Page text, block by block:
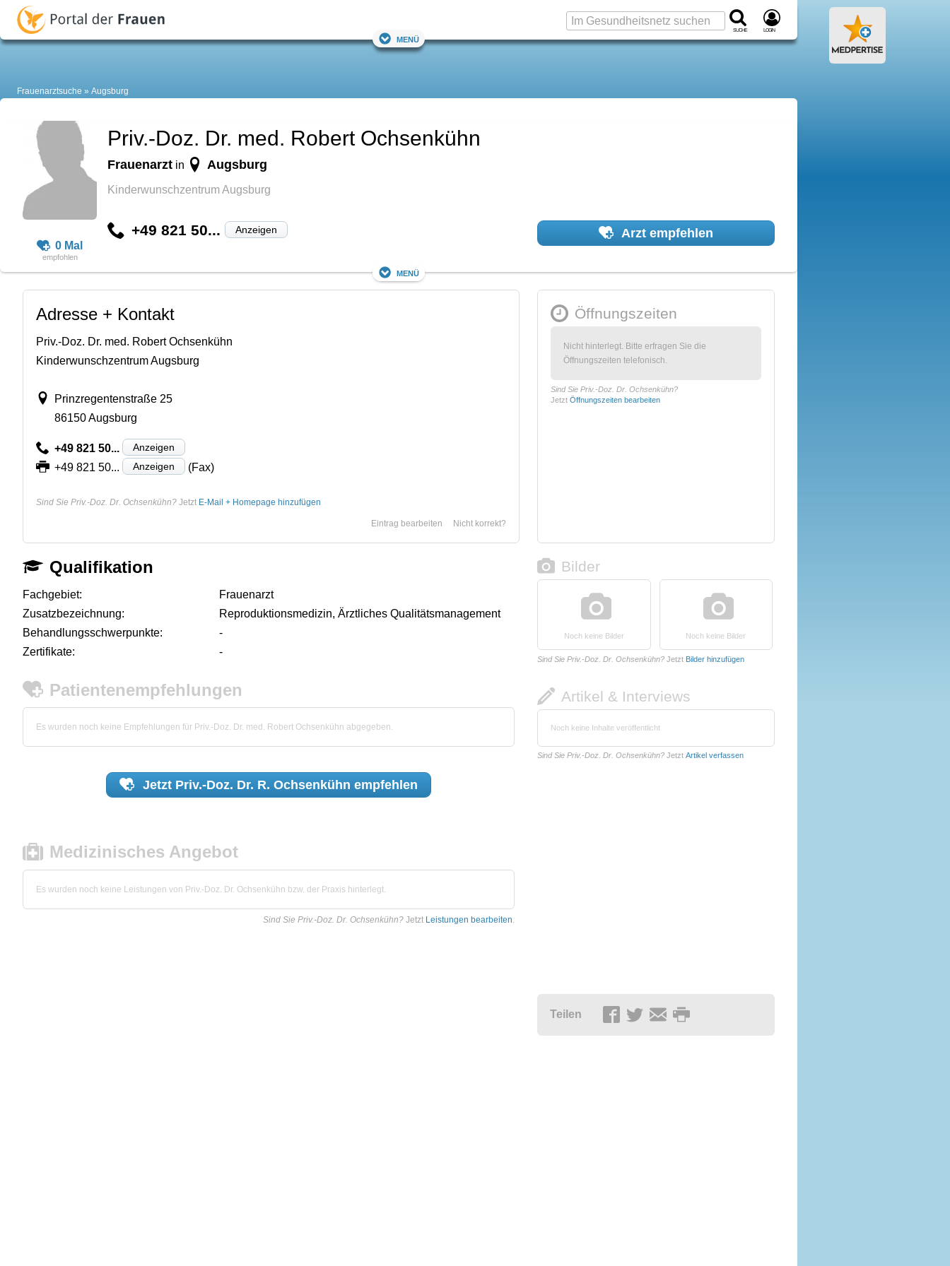
Suche Login
Menü
Frauenarztsuche Augsburg
0 Mal
Priv.-Doz. Dr. med. Robert Ochsenkühn
Frauenarzt in Augsburg
Kinderwunschzentrum Augsburg
+49 821 50... Anzeigen Arzt empfehlen
Menü
Adresse + Kontakt
Priv.-Doz. Dr. med. Robert Ochsenkühn
Kinderwunschzentrum Augsburg
Prinzregentenstraße 25
86150 Augsburg
+49 821 50... Anzeigen
+49 821 50... Anzeigen (Fax)
Sind Sie Priv.-Doz. Dr. Ochsenkühn? Jetzt E-Mail + Homepage hinzufügen
Nicht korrekt?
Eintrag bearbeiten
Öffnungszeiten
Nicht hinterlegt. Bitte erfragen Sie die
Öffnungszeiten telefonisch.
Sind Sie Priv.-Doz. Dr. Ochsenkühn?
Jetzt Öffnungszeiten bearbeiten
Qualifikation
Fachgebiet:
Frauenarzt
Zusatzbezeichnung:
Reproduktionsmedizin, Ärztliches Qualitätsmanagement
Behandlungsschwerpunkte:
-
Zertifikate:
-
Patientenempfehlungen
Es wurden noch keine Empfehlungen für Priv.-Doz. Dr. med. Robert Ochsenkühn abgegeben.
Jetzt Priv.-Doz. Dr. R. Ochsenkühn empfehlen
Medizinisches Angebot
Es wurden noch keine Leistungen von Priv.-Doz. Dr. Ochsenkühn bzw. der Praxis hinterlegt.
Sind Sie Priv.-Doz. Dr. Ochsenkühn? Jetzt Leistungen bearbeiten.
Bilder
Noch keine Bilder Noch keine Bilder
Sind Sie Priv.-Doz. Dr. Ochsenkühn? Jetzt Bilder hinzufügen
Artikel & Interviews
Noch keine Inhalte veröffentlicht
Sind Sie Priv.-Doz. Dr. Ochsenkühn? Jetzt Artikel verfassen
Teilen